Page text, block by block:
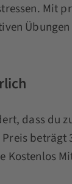
Mit
dass du
beträgt
Kostenlos